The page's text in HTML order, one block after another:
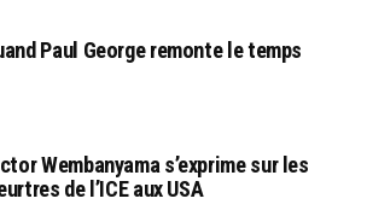
Paul George remonte le temps
Wembanyama s’exprime sur les
de l’ICE aux USA